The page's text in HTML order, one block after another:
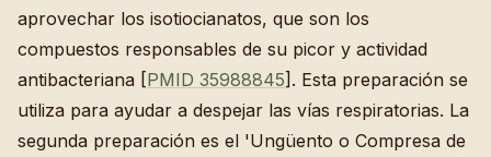
aprovechar los isotiocianatos, que son los
compuestos responsables de su picor y actividad
antibacteriana [PMID 35988845]. Esta preparación se
utiliza para ayudar a despejar las vías respiratorias. La
segunda preparación es el 'Ungüento o Compresa de